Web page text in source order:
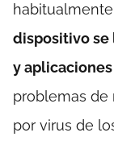
dispositivo se
y
problemas de
por virus de